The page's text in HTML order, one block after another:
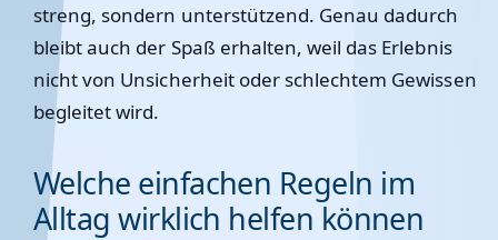
streng, sondern unterstützend. Genau dadurch
bleibt auch der Spaß erhalten, weil das Erlebnis
nicht von Unsicherheit oder schlechtem Gewissen
begleitet wird.
Welche einfachen Regeln im
Alltag wirklich helfen können